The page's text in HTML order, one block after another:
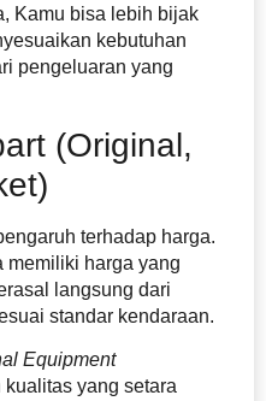
Kamu bisa lebih bijak
kebutuhan
pengeluaran yang
(Original,
terhadap harga.
memiliki harga yang
langsung dari
standar kendaraan.
Equipment
yang setara